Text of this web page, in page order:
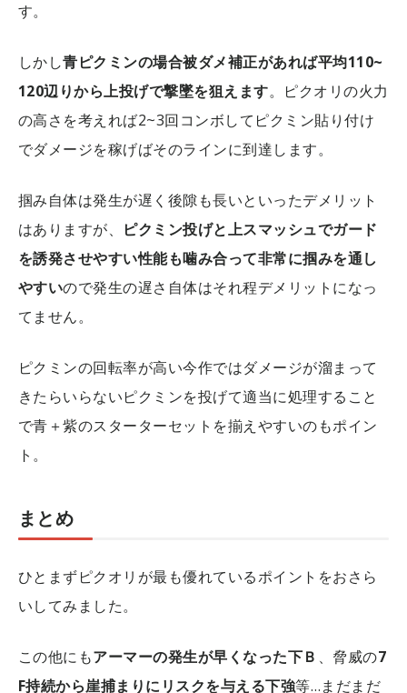
す。
しかし青ピクミンの場合被ダメ補正があれば平均110~
120辺りから上投げで撃墜を狙えます。ピクオリの火力
の高さを考えれば2~3回コンボしてピクミン貼り付け
でダメージを稼げばそのラインに到達します。
掴み自体は発生が遅く後隙も長いといったデメリット
はありますが、
ピクミン投げと上スマッシュでガード
を誘発させやすい性能も噛み合って非常に掴みを通し
やすいので発生の遅さ自体はそれ程デメリットになっ
てません。
ピクミンの回転率が高い今作ではダメージが溜まって
きたらいらないピクミンを投げて適当に処理すること
で青＋紫のスターターセットを揃えやすいのもポイン
ト。
まとめ
ひとまずピクオリが最も優れているポイントをおさら
いしてみました。
この他にもアーマーの発生が早くなった下Ｂ 、脅威の7
F持続から崖捕まりにリスクを与える下強等…まだまだ